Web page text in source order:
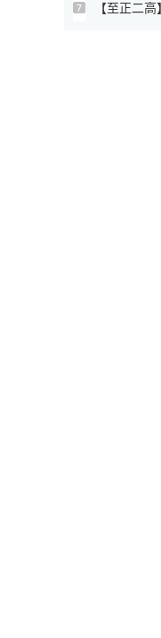
山...
【至正二